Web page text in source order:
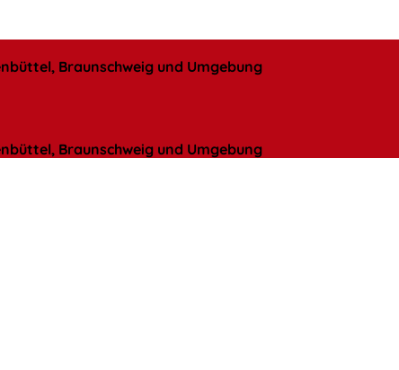
Braunschweig und Umgebung
Braunschweig und Umgebung